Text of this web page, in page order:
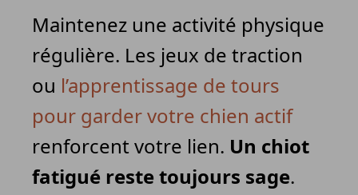
Maintenez une activité physique
régulière. Les jeux de traction
ou l’apprentissage de tours
pour garder votre chien actif
renforcent votre lien. Un chiot
fatigué reste toujours sage.